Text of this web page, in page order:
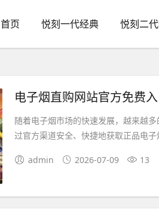
首页 悦刻一代经典 悦刻二
电子烟直购网站官方免费
随着电子烟市场的快速发展，越来越
过官方渠道安全、快捷地获取正品电
admin 2026-07-09 13